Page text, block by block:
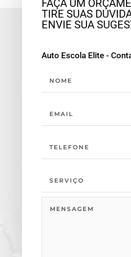
FAÇA UM
TIRE SUAS
ENVIE SUA
Auto Escola Elite -